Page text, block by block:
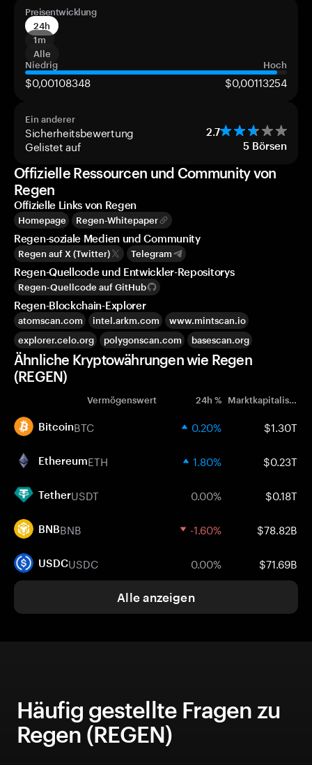
Preisentwicklung
24h
1m
Alle
Niedrig
Hoch
$0,00108348 $0,00113254
Ein anderer
Sicherheitsbewertung 2.7
Gelistet auf 5 Börsen
Offizielle Ressourcen und Community von
Regen
Offizielle Links von Regen
Homepage Regen-Whitepaper
Regen-soziale Medien und Community
Regen auf X (Twitter) Telegram
Regen-Quellcode und Entwickler-Repositorys
Regen-Quellcode auf GitHub
Regen-Blockchain-Explorer
atomscan.com intel.arkm.com
www.mintscan.io
explorer.celo.org
polygonscan.com basescan.org
Ähnliche Kryptowährungen wie Regen
(REGEN)
Vermögenswert 24h % Marktkapitalisierung
BitcoinBTC 0.20% $1.30T
EthereumETH 1.80% $0.23T
TetherUSDT 0.00% $0.18T
BNBBNB -1.60% $78.82B
USDCUSDC 0.00% $71.69B
Alle anzeigen
Häufig gestellte Fragen zu
Regen (REGEN)